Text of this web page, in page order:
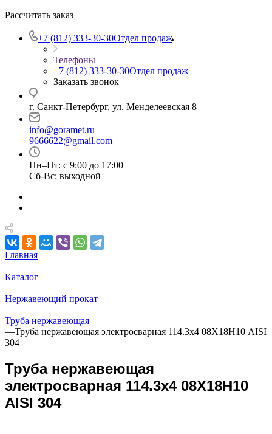
Рассчитать заказ
+7 (812) 333-30-30Отдел продаж
Телефоны
+7 (812) 333-30-30Отдел продаж
Заказать звонок
г. Санкт-Петербург, ул. Менделеевская 8
info@goramet.ru
9666622@gmail.com
Пн–Пт: с 9:00 до 17:00
Сб-Вс: выходной
Главная
—
Каталог
—
Нержавеющий прокат
—
Труба нержавеющая
—Труба нержавеющая электросварная 114.3х4 08Х18Н10 AISI
304
Труба нержавеющая
электросварная 114.3х4 08Х18Н10
AISI 304